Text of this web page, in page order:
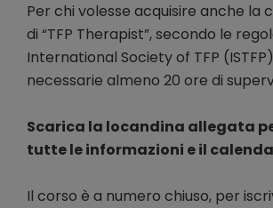
Per chi volesse acquisire anche la
di “TFP Therapist”, secondo le
International Society of TFP
necessarie almeno 20 ore di
Scarica la locandina allegata
tutte le informazioni e il
Il corso è a numero chiuso, per